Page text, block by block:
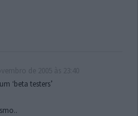
‘beta testers’